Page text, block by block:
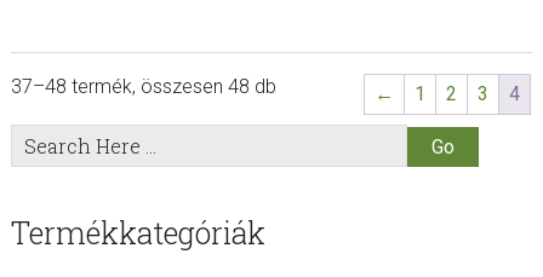
19.900 Ft.14.900 Ft.
19.900 Ft.
37–48 termék, összesen 48 db ← 1 2 3 4
sidebar
Store
Sidebar
Search
Here
Termékkategóriák